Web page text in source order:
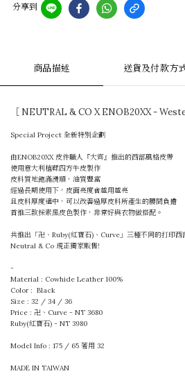
分享到
商品描述 送貨及付款方
［ NEUTRAL & CO X ENOB20XX -
Special Project 全新特別企劃
由ENOB20XX 皮件職人『大齊』推出的西部風格皮帶
使用意大利植鞣四方牛皮製作
皮料質地飽滿滑順，油質豐富
經過長期使用下，皮面亮度會越用越亮
且皮料厚度適中，可以改善過厚皮料所產生的腰間負擔
首推三款採素黑皮色製作，非常好與衣物做搭配。
共推出「卍、Ruby(紅寶石)、Curve」三種不同的打印西
Neutral & Co 現正獨家販售!
-
Material : Cowhide Leather 100%
Color : Black
Size : 32 / 34 / 36
Price : 卍、Curve - NT 3680
Ruby(紅寶石) - NT 3980
Model Info : 175 / 65 著用 32
MADE IN TAIWAN